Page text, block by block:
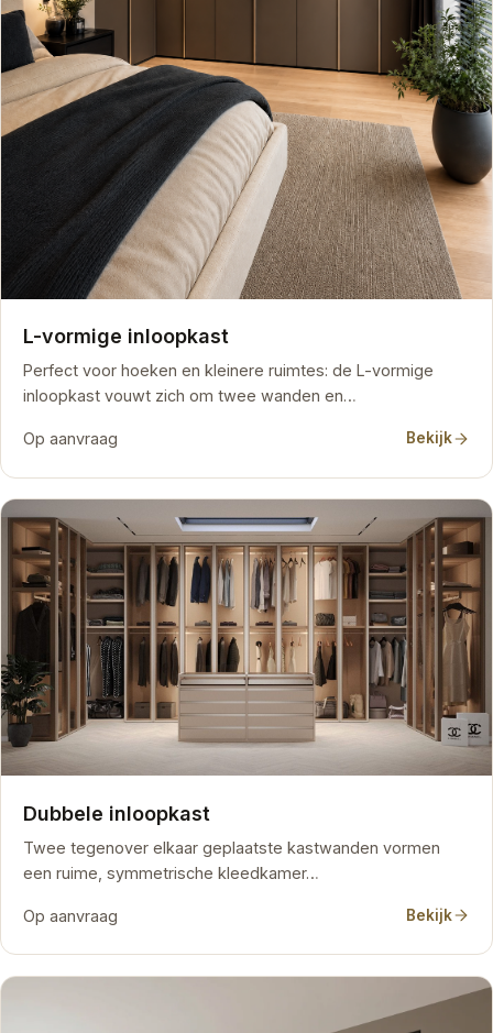
L-vormige inloopkast
Perfect voor hoeken en kleinere ruimtes: de L-vormige
inloopkast vouwt zich om twee wanden en…
Op aanvraag Bekijk
Dubbele inloopkast
Twee tegenover elkaar geplaatste kastwanden vormen
een ruime, symmetrische kleedkamer…
Op aanvraag Bekijk